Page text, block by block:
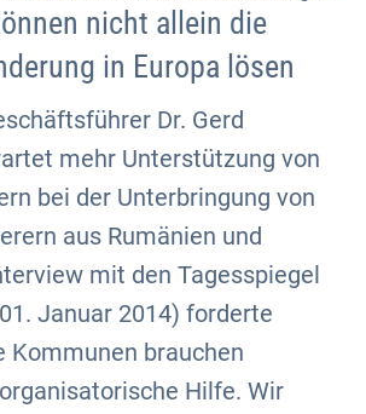
nicht allein die
in Europa lösen
Dr. Gerd
mehr Unterstützung von
bei der Unterbringung von
aus Rumänien und
mit den Tagesspiegel
Januar 2014) forderte
Kommunen brauchen
Hilfe. Wir